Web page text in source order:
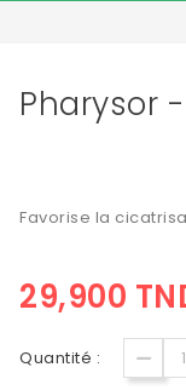
Pharysor
Favorise la
29,900
Quantité :